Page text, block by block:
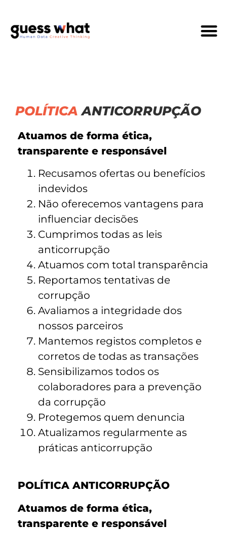
POLÍTICAANTICORRUPÇÃO
Atuamos de forma ética,
transparente e responsável
Recusamos ofertas ou benefícios
indevidos
Não oferecemos vantagens para
influenciar decisões
Cumprimos todas as leis
anticorrupção
Atuamos com total transparência
Reportamos tentativas de
corrupção
Avaliamos a integridade dos
nossos parceiros
Mantemos registos completos e
corretos de todas as transações
Sensibilizamos todos os
colaboradores para a prevenção
da corrupção
Protegemos quem denuncia
Atualizamos regularmente as
práticas anticorrupção
POLÍTICA ANTICORRUPÇÃO
Atuamos de forma ética,
transparente e responsável